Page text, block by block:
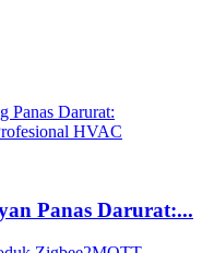
Panas Darurat:...